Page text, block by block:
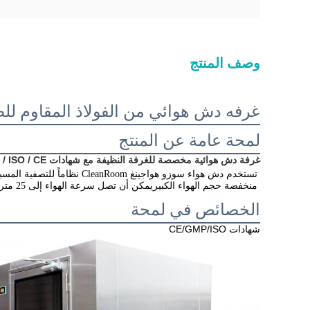
وصف المنتج
غرفه دش هوائي من الفولاذ المقاوم
لمحة عامة عن المنتج
غرفة دش هوائية مخصصة للغرفة النظيفة مع شهادات GMP / ISO / CE
منخفضة حجم الهواء الكبيريمكن أن تصل سرعة الهواء إلى 25 متر في الثانية من منفذ الهواء و 18 متر في الثانية إلى جسم الإنسان.
الخصائص في لمحة
شهادات CE/GMP/ISO